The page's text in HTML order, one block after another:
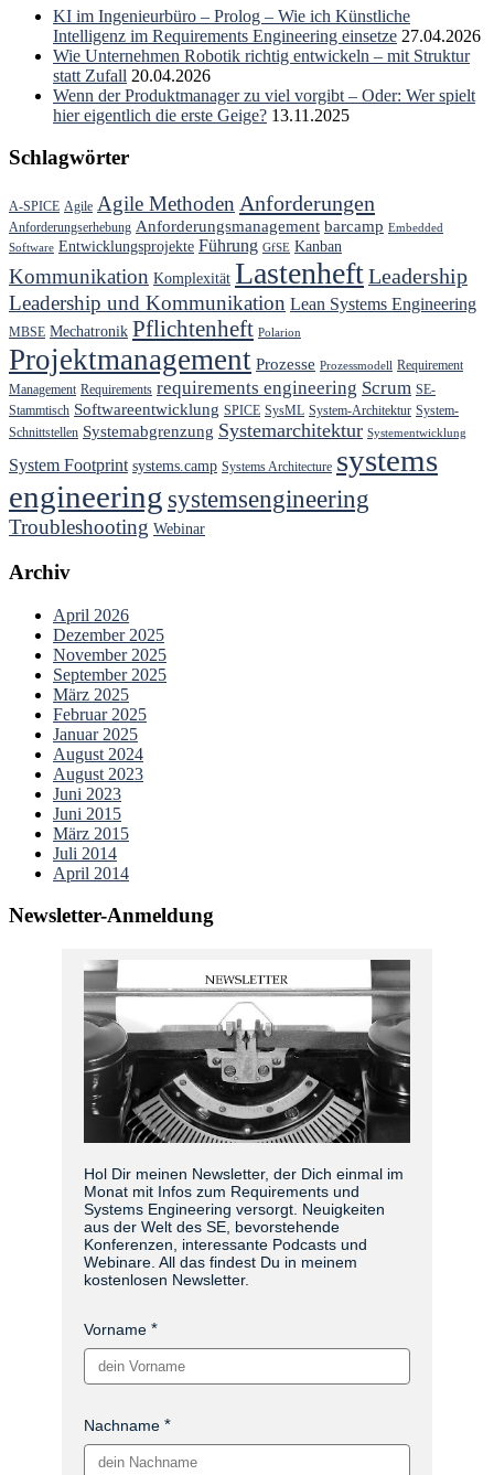
KI im Ingenieurbüro – Prolog – Wie ich Künstliche
Intelligenz im Requirements Engineering einsetze 27.04.2026
Wie Unternehmen Robotik richtig entwickeln – mit Struktur
statt Zufall 20.04.2026
Wenn der Produktmanager zu viel vorgibt – Oder: Wer spielt
hier eigentlich die erste Geige? 13.11.2025
Schlagwörter
A-SPICE Agile Agile Methoden Anforderungen
Anforderungserhebung Anforderungsmanagement barcamp Embedded
Software Entwicklungsprojekte Führung GfSE Kanban
Kommunikation Komplexität LastenheftLeadership
Leadership und Kommunikation Lean Systems Engineering
MBSE Mechatronik Pflichtenheft Polarion
Projektmanagement Prozesse Prozessmodell Requirement
Management Requirements requirements engineering Scrum SE-
Stammtisch Softwareentwicklung SPICE SysML System-Architektur System-
Schnittstellen Systemabgrenzung Systemarchitektur Systementwicklung
System Footprint systems.camp Systems Architecture systems
engineering systemsengineering
Troubleshooting Webinar
Archiv
April 2026
Dezember 2025
November 2025
September 2025
März 2025
Februar 2025
Januar 2025
August 2024
August 2023
Juni 2023
Juni 2015
März 2015
Juli 2014
April 2014
Newsletter-Anmeldung
Hol Dir meinen Newsletter, der Dich einmal im
Monat mit Infos zum Requirements und
Systems Engineering versorgt. Neuigkeiten
aus der Welt des SE, bevorstehende
Konferenzen, interessante Podcasts und
Webinare. All das findest Du in meinem
kostenlosen Newsletter.
Vorname
Nachname